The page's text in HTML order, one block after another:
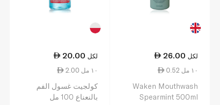
26.00 لكل
0.52 ١٠ مل
Waken Mouthwash
Spearmint 500ml
20.00 لكل
2.00 ١٠ مل
كولجيت غسول الفم
بالنعناع 100 مل